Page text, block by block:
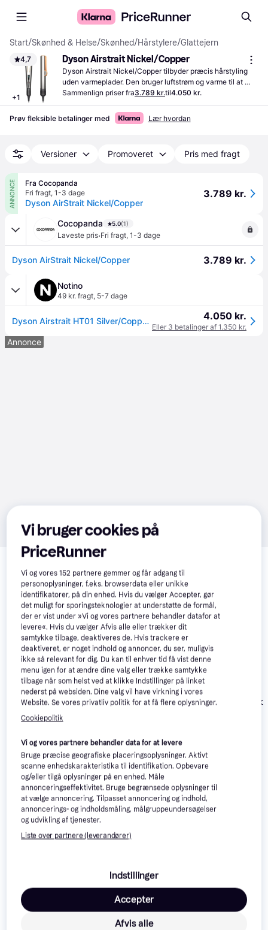
Start/Skønhed & Helse/Skønhed/Hårstylere/Glattejern
4,7
+1
Dyson Airstrait Nickel/Copper
Dyson Airstrait Nickel/Copper tilbyder præcis hårstyling
uden varmeplader. Den bruger luftstrøm og varme til at
forme håret skånsomt og effektivt.
Sammenlign priser fra3.789 kr.til4.050 kr.
Prøv fleksible betalinger med Lær hvordan
Versioner Promoveret Pris med fragt
ANNONCE
Fra Cocopanda
Fri fragt, 1-3 dage
Dyson AirStrait Nickel/Copper
3.789 kr.
Cocopanda 5.0(1)
Laveste pris·Fri fragt, 1-3 dage
Dyson AirStrait Nickel/Copper 3.789 kr.
Notino
49 kr. fragt, 5-7 dage
Dyson Airstrait HT01 Silver/Copper Glattejern 1 stk. - 1 stk. 4.050 kr.
Eller 3 betalinger af 1.350 kr.
Annonce
Relaterede produkter
Se vores forslag til andre produkter, der matcher dine
interesser. Vis alle
Rowenta Inimitable
Ultimate Experience
SF8230F0 Glattejern
714 kr.
Eller 3 betalinger af
238 kr.
Clatronic HC 3660
Dreamland
Anmeldelser
Vi bruger cookies på
PriceRunner
Vi og vores152 partnere gemmer og får adgang til
personoplysninger, f.eks. browserdata eller unikke
identifikatorer, på din enhed. Hvis du vælger Accepter, gør
det muligt for sporingsteknologier at understøtte de formål,
der er vist under »Vi og vores partnere behandler datafor at
levere«. Hvis du vælger Afvis alle eller trækker dit
samtykke tilbage, deaktiveres de. Hvis trackere er
deaktiveret, er noget indhold og annoncer, du ser, muligvis
ikke så relevant for dig. Du kan til enhver tid få vist denne
menu igen for at ændre dine valg eller trække samtykke
tilbage når som helst ved at klikke Indstillinger på linket
nederst på websiden. Dine valg vil have virkning i vores
Website. Se vores privatliv politik for at få flere oplysninger.
Cookiepolitik
Vi og vores partnere behandler data for at levere
Bruge præcise geografiske placeringsoplysninger. Aktivt
scanne enhedskarakteristika til identifikation. Opbevare
og/eller tilgå oplysninger på en enhed. Måle
annonceringseffektivitet. Bruge begrænsede oplysninger til
at vælge annoncering. Tilpasset annoncering og indhold,
annoncerings- og indholdsmåling, målgruppeundersøgelser
og udvikling af tjenester.
Liste over partnere (leverandører)
Indstillinger
Afvis alle
Accepter